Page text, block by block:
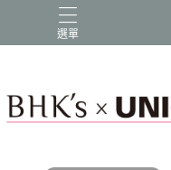
選單